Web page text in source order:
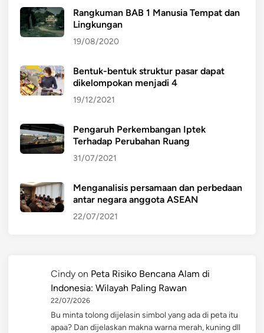
Rangkuman BAB 1 Manusia Tempat dan
Lingkungan
19/08/2020
Bentuk-bentuk struktur pasar dapat
dikelompokan menjadi 4
19/12/2021
Pengaruh Perkembangan Iptek
Terhadap Perubahan Ruang
31/07/2021
Menganalisis persamaan dan perbedaan
antar negara anggota ASEAN
22/07/2021
Cindy on Peta Risiko Bencana Alam di
Indonesia: Wilayah Paling Rawan
22/07/2026
Bu minta tolong dijelasin simbol yang ada di peta itu
apaa? Dan dijelaskan makna warna merah, kuning dll